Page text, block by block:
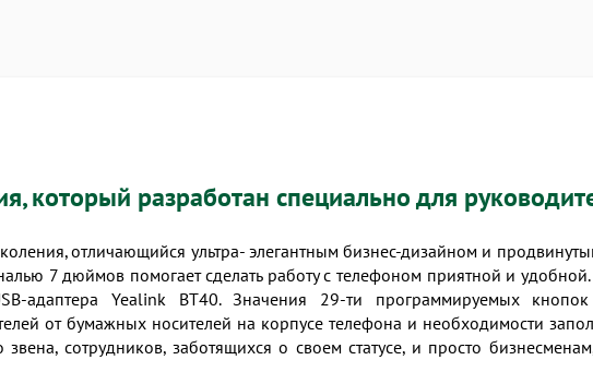
который разработан специально для
отличающийся ультра- элегантным бизнес-дизайном и
7 дюймов помогает сделать работу с телефоном приятной и
адаптера Yealink BT40. Значения 29-ти программируемых кнопок
от бумажных носителей на корпусе телефона и необходимости
сотрудников, заботящихся о своем статусе, и просто